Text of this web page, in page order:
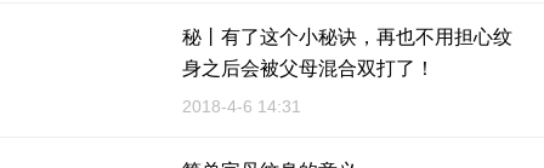
秘丨有了这个小秘诀，再也不用担心纹
身之后会被父母混合双打了！
2018-4-6 14:31